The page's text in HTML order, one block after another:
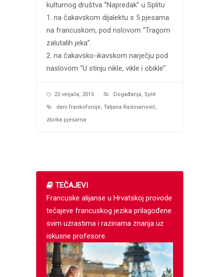
kulturnog društva ‘’Napredak’’ u Splitu
1. na čakavskom dijalektu s 5 pjesama
na francuskom, pod nslovom “Tragom
zalutalih jeka”.
2. na čakavsko-ikavskom narječju pod
naslovom “U stinju nikle, vikle i obikle”.
22 veljača, 2015 Događanja, Split
dani frankofonije, Tatjana Radovanović,
zbirka pjesama
TEČAJEVI
Francuske alijanse u Hrvatskoj provode
tečajeve francuskog jezika prilagođene
svim uzrastima i razinama znanja uz
iskusne profesore.